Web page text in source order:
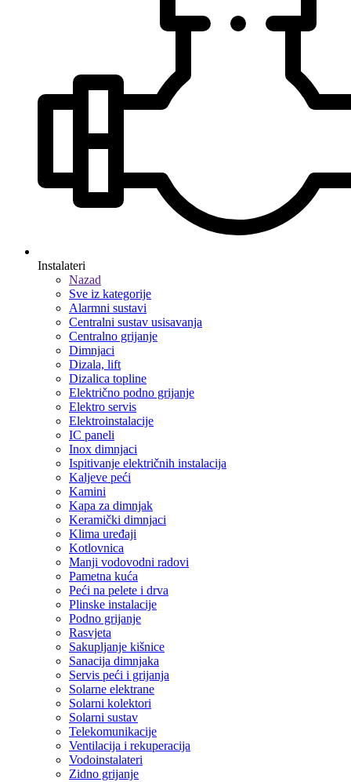
Instalateri
Nazad
Sve iz kategorije
Alarmni sustavi
Centralni sustav usisavanja
Centralno grijanje
Dimnjaci
Dizala, lift
Dizalica topline
Električno podno grijanje
Elektro servis
Elektroinstalacije
IC paneli
Inox dimnjaci
Ispitivanje električnih instalacija
Kaljeve peći
Kamini
Kapa za dimnjak
Keramički dimnjaci
Klima uređaji
Kotlovnica
Manji vodovodni radovi
Pametna kuća
Peći na pelete i drva
Plinske instalacije
Podno grijanje
Rasvjeta
Sakupljanje kišnice
Sanacija dimnjaka
Servis peći i grijanja
Solarne elektrane
Solarni kolektori
Solarni sustav
Telekomunikacije
Ventilacija i rekuperacija
Vodoinstalateri
Zidno grijanje